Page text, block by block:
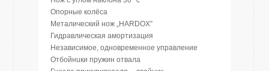
Опорные колёса
Металический нож „HARDOX”
Гидравлическая амортизация
Независимое, одновременное управление
Отбойнuки пружин отвала